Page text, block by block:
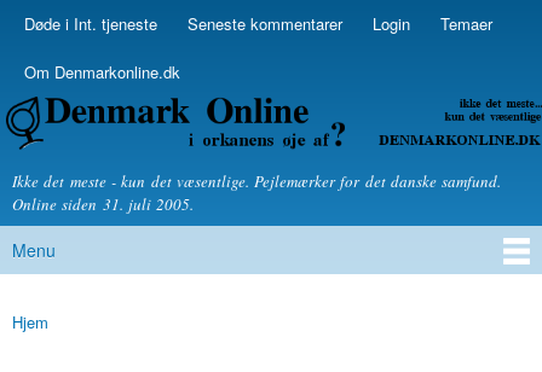
Skip to
Secondary menu
Døde i Int. tjeneste Seneste kommentarer Login Temaer
Om Denmarkonline.dk
Denmarkonline.dk - blognyheder om politik
Ikke det meste - kun det væsentlige. Pejlemærker for det danske samfund.
Online siden 31. juli 2005.
Main menu
Menu
You are here
Hjem